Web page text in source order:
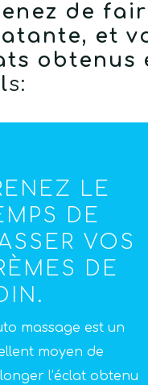
de
et
obtenus
s:
LE
DE
VOS
DE
massage est un
moyen de
l’éclat obtenu